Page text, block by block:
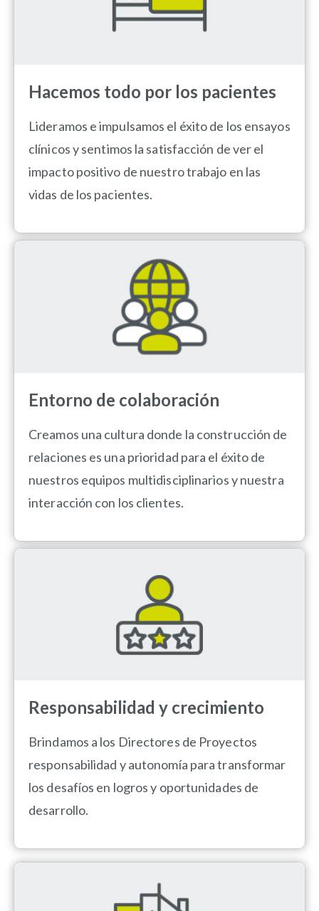
Hacemos todo por los pacientes
Lideramos e impulsamos el éxito de los ensayos
clínicos y sentimos la satisfacción de ver el
impacto positivo de nuestro trabajo en las
vidas de los pacientes.
Entorno de colaboración
Creamos una cultura donde la construcción de
relaciones es una prioridad para el éxito de
nuestros equipos multidisciplinarios y nuestra
interacción con los clientes.
Responsabilidad y crecimiento
Brindamos a los Directores de Proyectos
responsabilidad y autonomía para transformar
los desafíos en logros y oportunidades de
desarrollo.